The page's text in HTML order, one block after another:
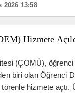
2026 13:58
Hizmete
(ÇOMÜ), öğrenci
biri olan Öğrenci
hizmete açtı.